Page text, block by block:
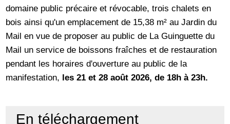
domaine public précaire et révocable, trois chalets en
bois ainsi qu'un emplacement de 15,38 m² au Jardin du
Mail en vue de proposer au public de La Guinguette du
Mail un service de boissons fraîches et de restauration
pendant les horaires d'ouverture au public de la
manifestation, les 21 et 28 août 2026, de 18h à 23h.
En téléchargement